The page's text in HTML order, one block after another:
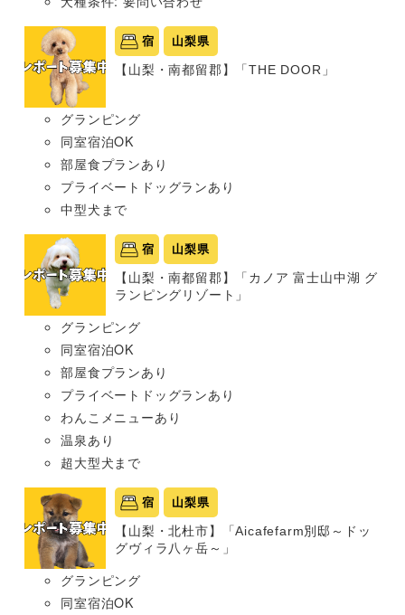
宿 山梨県
【山梨・南都留郡】「THE DOOR」
グランピング
同室宿泊OK
部屋食プランあり
プライベートドッグランあり
中型犬まで
宿 山梨県
【山梨・南都留郡】「カノア 富士山中湖 グ
ランピングリゾート」
グランピング
同室宿泊OK
部屋食プランあり
プライベートドッグランあり
わんこメニューあり
温泉あり
超大型犬まで
宿 山梨県
【山梨・北杜市】「Aicafefarm別邸～ドッ
グヴィラ八ヶ岳～」
グランピング
同室宿泊OK